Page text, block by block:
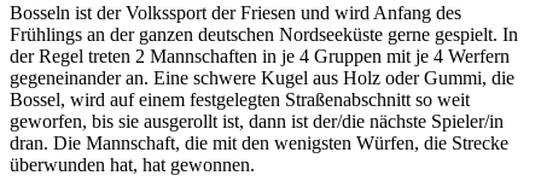
Bosseln ist der Volkssport der Friesen und wird Anfang des
Frühlings an der ganzen deutschen Nordseeküste gerne gespielt. In
der Regel treten 2 Mannschaften in je 4 Gruppen mit je 4 Werfern
gegeneinander an. Eine schwere Kugel aus Holz oder Gummi, die
Bossel, wird auf einem festgelegten Straßenabschnitt so weit
geworfen, bis sie ausgerollt ist, dann ist der/die nächste Spieler/in
dran. Die Mannschaft, die mit den wenigsten Würfen, die Strecke
überwunden hat, hat gewonnen.